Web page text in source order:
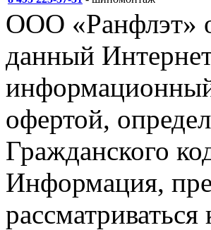
ООО «Ранфлэт»
данный
информационный
офертой,
Гражданского
Информация,